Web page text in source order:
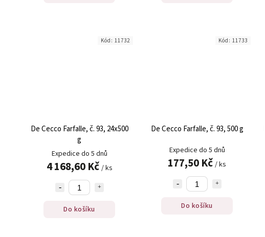
De Cecco Farfalle, č. 93, 24x500
g
Expedice do 5 dnů
4 168,60 Kč / ks
Do košíku
Kód: 11732
De Cecco Farfalle, č. 93, 500 g
Expedice do 5 dnů
177,50 Kč / ks
Do košíku
Kód: 11733